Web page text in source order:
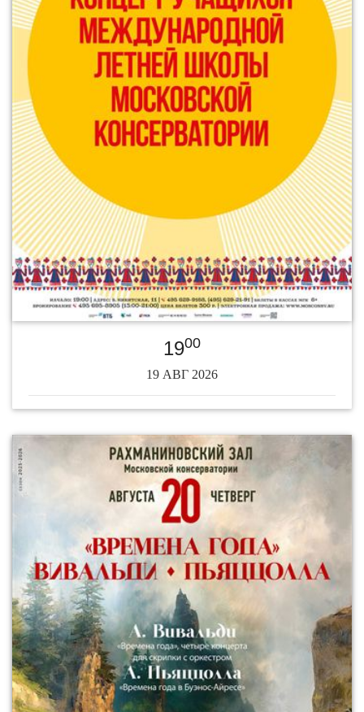
1900
19 АВГ 2026